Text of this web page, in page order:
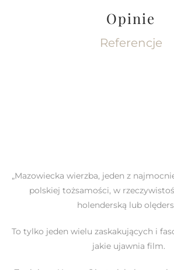
Opinie
Referencje
„Mazowiecka wierzba, jeden z
polskiej tożsamości, w
holenderską lub
To tylko jeden wielu zaskakujących i
jakie ujawnia film.